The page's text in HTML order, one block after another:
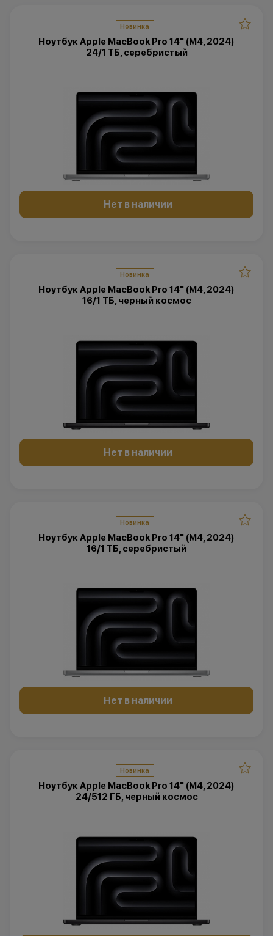
Новинка
Ноутбук Apple MacBook Pro 14" (M4, 2024)
24/1 ТБ, серебристый
Нет в наличии
Новинка
Ноутбук Apple MacBook Pro 14" (M4, 2024)
16/1 ТБ, черный космос
Нет в наличии
Новинка
Ноутбук Apple MacBook Pro 14" (M4, 2024)
16/1 ТБ, серебристый
Нет в наличии
Новинка
Ноутбук Apple MacBook Pro 14" (M4, 2024)
24/512 ГБ, черный космос